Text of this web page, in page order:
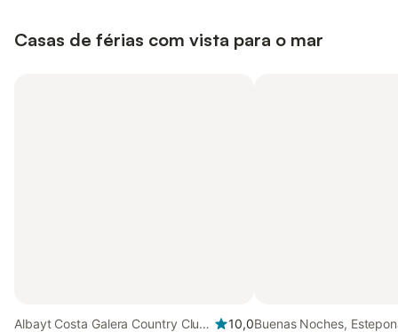
Casas de férias com vista para o mar
Albayt Costa Galera Country Club,
10,0Buenas Noches,